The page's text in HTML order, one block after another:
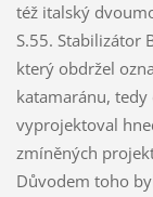
též italský
S.55. Stabilizátor
který obdržel
katamaránu,
vyprojektoval
zmíněných
Důvodem toho